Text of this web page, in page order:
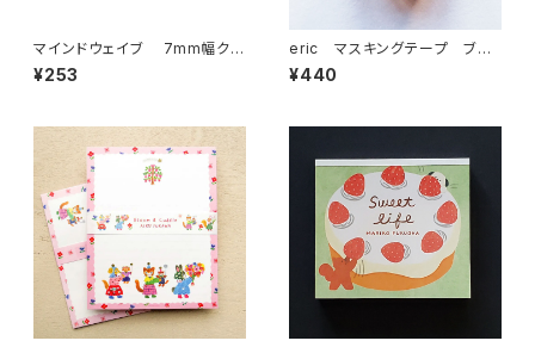
マインドウェイブ 7mm幅クリ
アテープ 95409 hokkori ren
gaレンガ
¥253
eric マスキングテープ ブッ
クシェルフ 37-634
¥440